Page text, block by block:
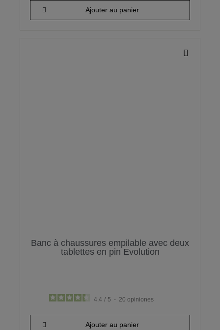
15,66 €
Ajouter au panier
Banc à chaussures empilable avec deux
tablettes en pin Evolution
4.4 / 5 - 20opiniones
27,70 €
Ajouter au panier